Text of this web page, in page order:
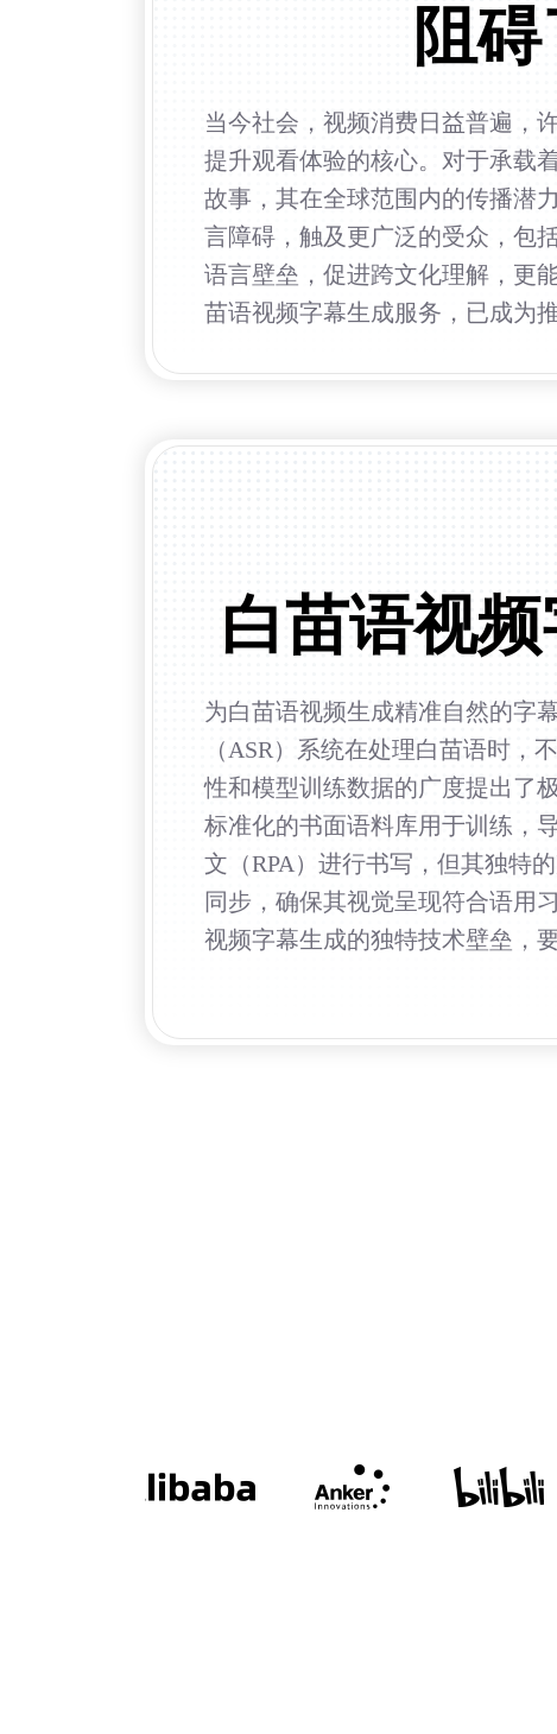
阻
当今社会，视频消费日益普遍，
提升观看体验的核心。对于承载
故事，其在全球范围内的传播潜
言障碍，触及更广泛的受众，包
语言壁垒，促进跨文化理解，更
苗语视频字幕生成服务，已成为
白苗语视
为白苗语视频生成精准自然的字
（ASR）系统在处理白苗语时
性和模型训练数据的广度提出了
标准化的书面语料库用于训练，
文（RPA）进行书写，但其独特
同步，确保其视觉呈现符合语用
视频字幕生成的独特技术壁垒，